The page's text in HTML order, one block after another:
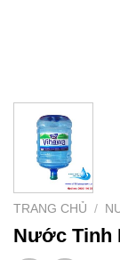
TRANG CHỦ /
Nước Tinh